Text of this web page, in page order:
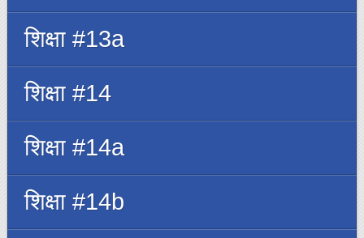
शिक्षा #13a
शिक्षा #14
शिक्षा #14a
शिक्षा #14b